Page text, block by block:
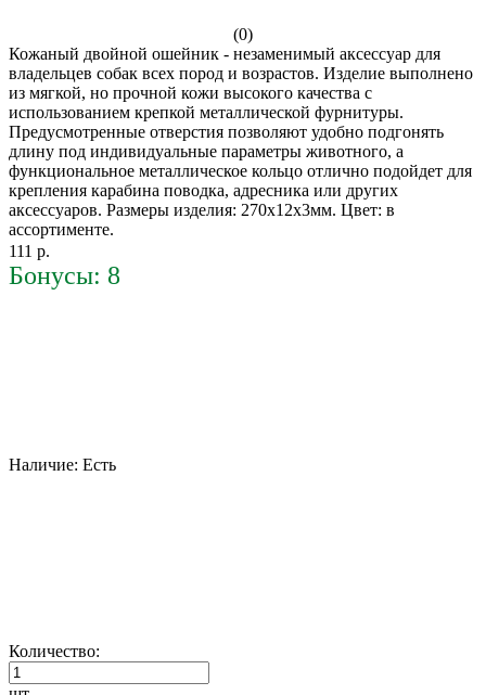
(0)
Кожаный двойной ошейник - незаменимый аксессуар для
владельцев собак всех пород и возрастов. Изделие выполнено
из мягкой, но прочной кожи высокого качества с
использованием крепкой металлической фурнитуры.
Предусмотренные отверстия позволяют удобно подгонять
длину под индивидуальные параметры животного, а
функциональное металлическое кольцо отлично подойдет для
крепления карабина поводка, адресника или других
аксессуаров. Размеры изделия: 270х12х3мм. Цвет: в
ассортименте.
111 р.
Бонусы: 8
Наличие: Есть
Количество: